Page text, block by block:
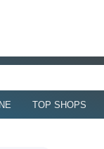
TOP SHOPS